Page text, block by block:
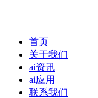
首页
关于我们
ai资讯
ai应用
联系我们